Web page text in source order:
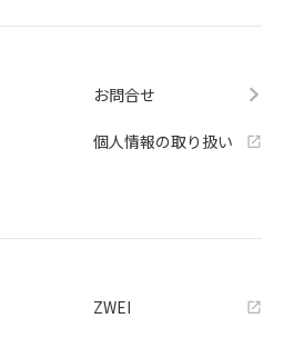
お問合せ
個人情報の取り扱い
ZWEI